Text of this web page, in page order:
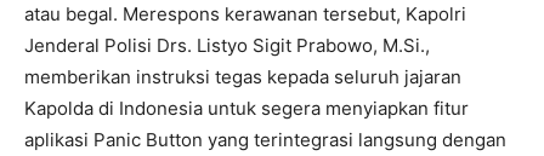
atau begal. Merespons kerawanan tersebut, Kapolri
Jenderal Polisi Drs. Listyo Sigit Prabowo, M.Si.,
memberikan instruksi tegas kepada seluruh jajaran
Kapolda di Indonesia untuk segera menyiapkan fitur
aplikasi Panic Button yang terintegrasi langsung dengan